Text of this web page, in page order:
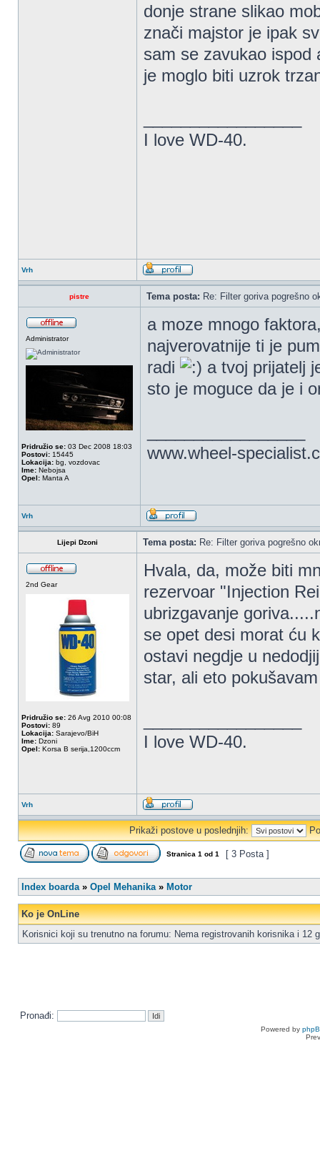
donje strane slikao
znači majstor je ipak
sam se zavukao ispod
je moglo biti uzrok
I love WD-40.
Vrh
pistre Tema posta: Re: Filter goriva pogrešno
Administrator
Pridružio se: 03 Dec 2008 18:03
Postovi: 15445
Lokacija: bg, vozdovac
Ime: Nebojsa
Opel: Manta A
a moze mnogo
najverovatnije ti je
radi
a tvoj prijatelj
sto je moguce da je i
www.wheel-
Vrh
Lijepi Dzoni Tema posta: Re: Filter goriva pogrešno
2nd Gear
Pridružio se: 26 Avg 2010 00:08
Postovi: 89
Lokacija: Sarajevo/BiH
Ime: Dzoni
Opel: Korsa B serija,1200ccm
Hvala, da, može biti
rezervoar "Injection
ubrizgavanje
se opet desi morat ću
ostavi negdje u
star, ali eto
I love WD-40.
Vrh
Prikaži postove u poslednjih:
Stranica 1 od 1 [ 3 Posta ]
Index boarda» Opel Mehanika» Motor
Ko je OnLine
Korisnici koji su trenutno na forumu: Nema registrovanih korisnika i 12
Pronađi:
Powered by